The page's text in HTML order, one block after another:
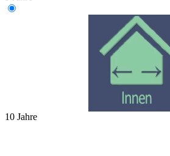
10 Jahre